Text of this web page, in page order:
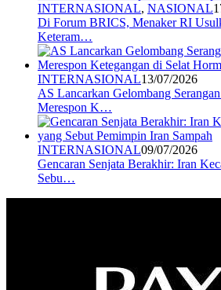
INTERNASIONAL, NASIONAL
Di Forum BRICS, Menaker RI
Keteram…
INTERNASIONAL13/07/2026
AS Lancarkan Gelombang
Merespon K…
INTERNASIONAL09/07/2026
Gencaran Senjata Berakhir: Iran
Sebu…